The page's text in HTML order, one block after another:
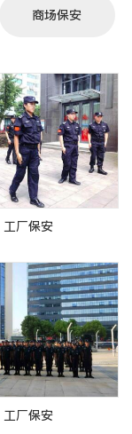
商场保安
工厂保安
工厂保安